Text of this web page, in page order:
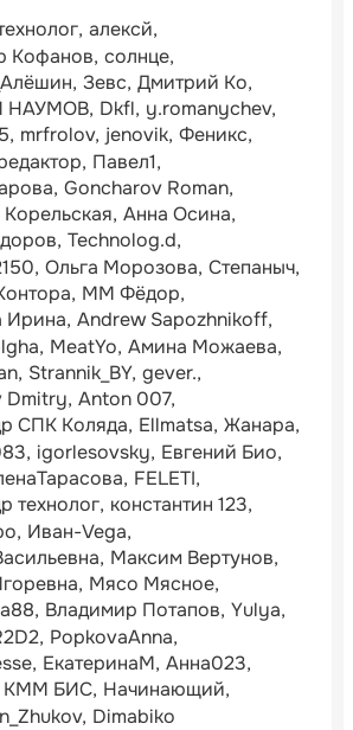
алексй
Кофанов солнце
Зевс Дмитрий Ко
НАУМОВ Dkfl y.romanychev
mrfrolov jenovik Феникс
Павел1
Goncharov Roman
Анна Осина
Technolog.d
Ольга Морозова Степаныч
ММ Фёдор
Ирина Andrew Sapozhnikoff
MeatYo Амина Можаева
Strannik_BY gever.
Dmitry Anton 007
СПК Коляда Ellmatsa Жанара
igorlesovsky Евгений Био
FELETI
технолог константин 123
Иван-Vega
Максим Вертунов
Мясо Мясное
Владимир Потапов Yulya
PopkovaAnna
ЕкатеринаМ Анна023
КММ БИС Начинающий
Dimabiko